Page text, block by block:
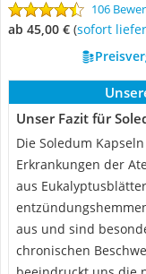
106
ab 45,00 € ( Sofort
Unser Fazit für
Die Soledum
Erkrankungen der
aus
aus und sind
chronischen